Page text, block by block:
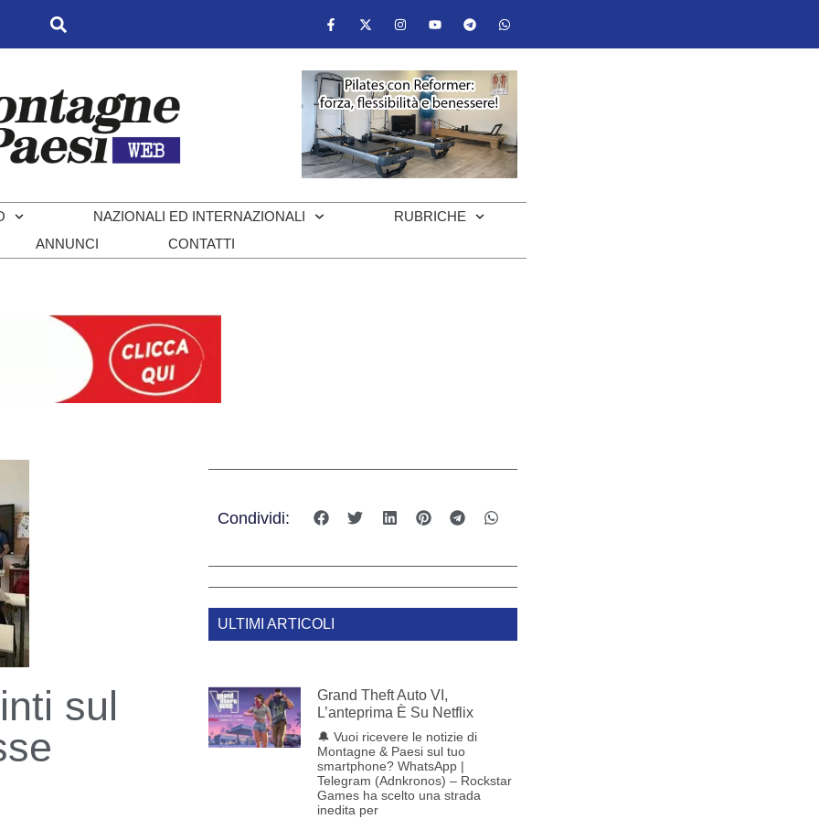
NAZIONALI ED INTERNAZIONALI
RUBRICHE
ANNUNCI
CONTATTI
sul
Condividi:
ULTIMI ARTICOLI
Grand Theft Auto VI,
L’anteprima È Su Netflix
🔔 Vuoi ricevere le notizie di
Montagne & Paesi sul tuo
smartphone? WhatsApp |
Telegram (Adnkronos) – Rockstar
Games ha scelto una strada
inedita per